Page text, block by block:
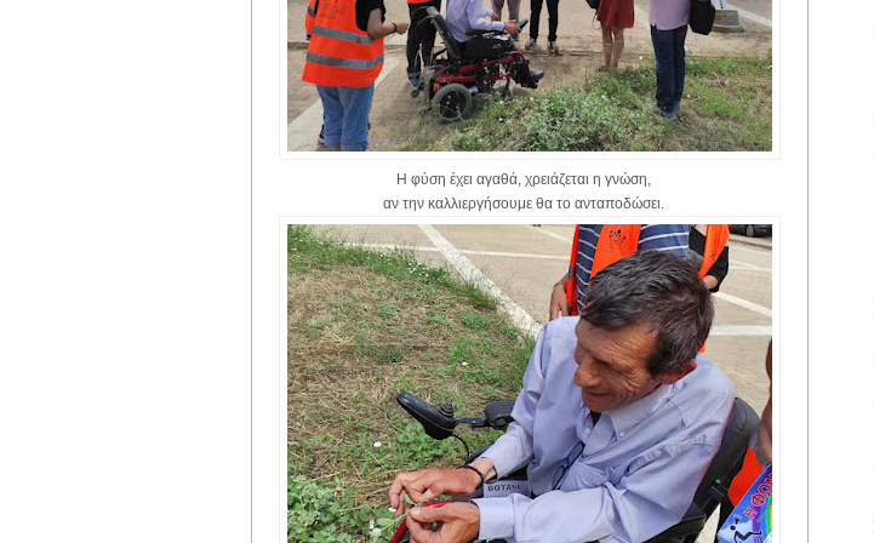
Η φύση έχει αγαθά, χρειάζεται η γνώση,
αν την καλλιεργήσουμε θα το ανταποδώσει.